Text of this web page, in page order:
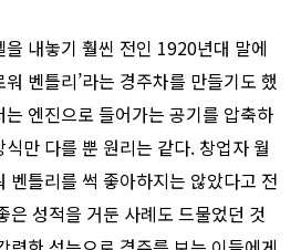
내놓기 훨씬 전인 1920년대 말에
벤틀리’라는 경주차를 만들기도 했
엔진으로 들어가는 공기를 압축하
만 다를 뿐 원리는 같다. 창업자 월
벤틀리를 썩 좋아하지는 않았다고 전
은 성적을 거둔 사례도 드물었던 것